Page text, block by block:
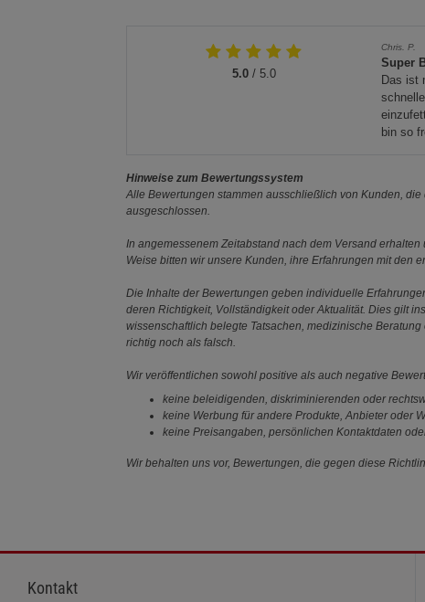
5.0/ 5.0
Chris. P.
Super
Das ist
bin so
Hinweise zum Bewertungssystem
Alle Bewertungen stammen ausschließlich von Kunden,
ausgeschlossen.
In angemessenem Zeitabstand nach dem Versand
Weise bitten wir unsere Kunden, ihre Erfahrungen mit den
Die Inhalte der Bewertungen geben individuelle
deren Richtigkeit, Vollständigkeit oder Aktualität. Dies gilt
wissenschaftlich belegte Tatsachen, medizinische
richtig noch als falsch.
Wir veröffentlichen sowohl positive als auch negative
keine beleidigenden, diskriminierenden oder
keine Werbung für andere Produkte, Anbieter oder
keine Preisangaben, persönlichen Kontaktdaten
Wir behalten uns vor, Bewertungen, die gegen diese
Kontakt